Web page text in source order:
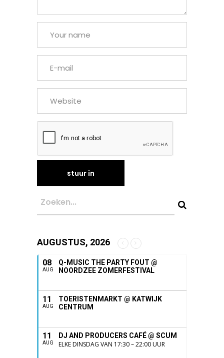
AUGUSTUS, 2026
08
AUG
Q-MUSIC THE PARTY FOUT @
NOORDZEE ZOMERFESTIVAL
11
AUG
TOERISTENMARKT @ KATWIJK
CENTRUM
11
AUG
DJ AND PRODUCERS CAFÉ @ SCUM
ELKE DINSDAG VAN 17:30 – 22:00 UUR